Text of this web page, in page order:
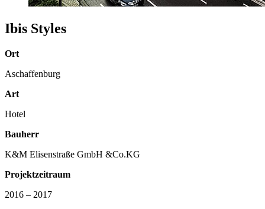
Ibis Styles
Ort
Aschaffenburg
Art
Hotel
Bauherr
K&M Elisenstraße GmbH &Co.KG
Projektzeitraum
2016 – 2017